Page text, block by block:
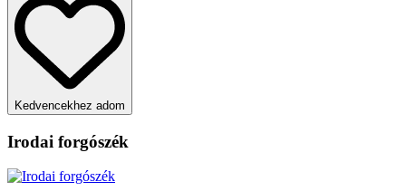
Kedvencekhez adom
Irodai forgószék